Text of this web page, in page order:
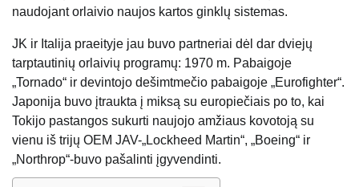
naudojant orlaivio naujos kartos ginklų sistemas.
JK ir Italija praeityje jau buvo partneriai dėl dar dviejų
tarptautinių orlaivių programų: 1970 m. Pabaigoje
„Tornado“ ir devintojo dešimtmečio pabaigoje „Eurofighter“.
Japonija buvo įtraukta į miksą su europiečiais po to, kai
Tokijo pastangos sukurti naujojo amžiaus kovotoją su
vienu iš trijų OEM JAV-„Lockheed Martin“, „Boeing“ ir
„Northrop“-buvo pašalinti įgyvendinti.